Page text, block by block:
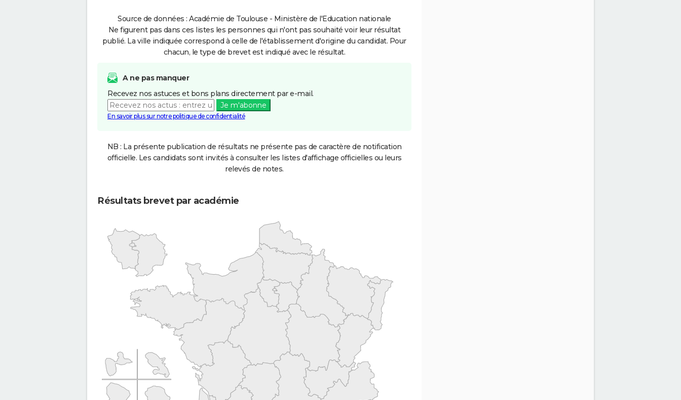
Source de données : Académie de Toulouse - Ministère de l'Education nationale
Ne figurent pas dans ces listes les personnes qui n'ont pas souhaité voir leur résultat
publié. La ville indiquée correspond à celle de l'établissement d'origine du candidat. Pour
chacun, le type de brevet est indiqué avec le résultat.
A ne pas manquer
Recevez nos astuces et bons plans directement par e-mail.
Je m'abonne
En savoir plus sur notre politique de confidentialité
NB : La présente publication de résultats ne présente pas de caractère de notification
officielle. Les candidats sont invités à consulter les listes d'affichage officielles ou leurs
relevés de notes.
Résultats brevet par académie